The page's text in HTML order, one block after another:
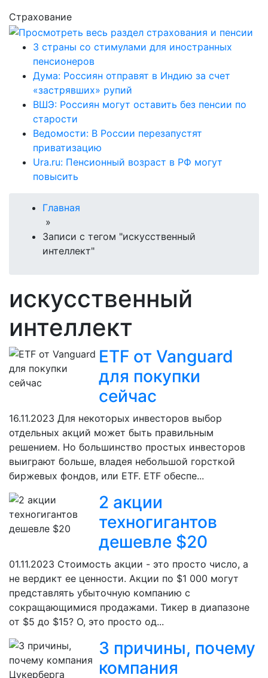
Страхование
3 страны со стимулами для иностранных
пенсионеров
Дума: Россиян отправят в Индию за счет
«застрявших» рупий
ВШЭ: Россиян могут оставить без пенсии по
старости
Ведомости: В России перезапустят
приватизацию
Ura.ru: Пенсионный возраст в РФ могут
повысить
Главная
»
Записи с тегом "искусственный
интеллект"
искусственный
интеллект
ETF от Vanguard
для покупки
сейчас
16.11.2023 Для некоторых инвесторов выбор
отдельных акций может быть правильным
решением. Но большинство простых инвесторов
выиграют больше, владея небольшой горсткой
биржевых фондов, или ETF. ETF обеспе...
2 акции
техногигантов
дешевле $20
01.11.2023 Стоимость акции - это просто число, а
не вердикт ее ценности. Акции по $1 000 могут
представлять убыточную компанию с
сокращающимися продажами. Тикер в диапазоне
от $5 до $15? О, это просто од...
3 причины, почему
компания